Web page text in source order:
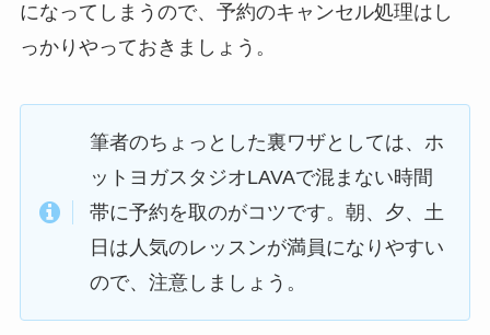
になってしまうので、予約のキャンセル処理はし
っかりやっておきましょう。
筆者のちょっとした裏ワザとしては、ホ
ットヨガスタジオLAVAで混まない時間
帯に予約を取のがコツです。朝、夕、土
日は人気のレッスンが満員になりやすい
ので、注意しましょう。